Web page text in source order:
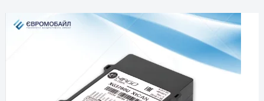
Технічні характеристики
2-в-1 GPS-трекер і CAN зчитувач Xirgo Global (ex-BCE)
FMS500 Tacho
GSM модуль – (900/1800 MHz)
GSM / GPRS клас -10 (до 85,6 кбіт),
клас B
Документація
Технічна документація Xirgo (ex-BCE)
FMS500 Tacho: